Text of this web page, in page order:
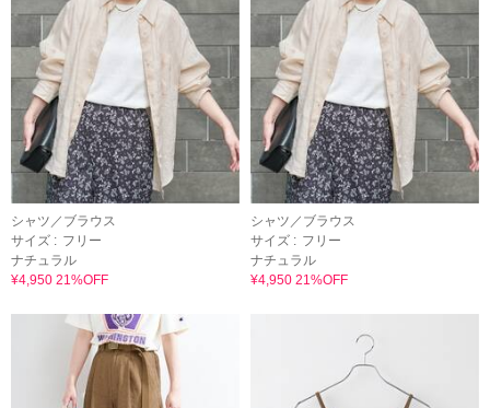
シャツ／ブラウス
サイズ : フリー
ナチュラル
¥4,950 21%OFF
シャツ／ブラウス
サイズ : フリー
ナチュラル
¥4,950 21%OFF